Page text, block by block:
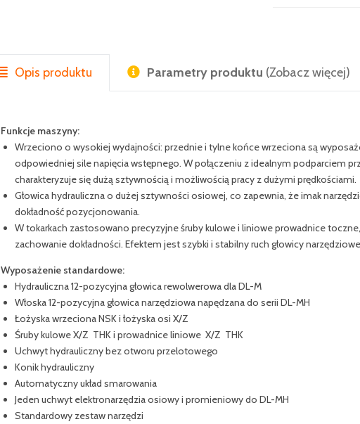
Opis produktu Parametry produktu (Zobacz więcej)
Funkcje maszyny:
Wrzeciono o wysokiej wydajności: przednie i tylne końce wrzeciona są
odpowiedniej sile napięcia wstępnego. W połączeniu z idealnym podparciem
charakteryzuje się dużą sztywnością i możliwością pracy z dużymi prędkościami.
Głowica hydrauliczna o dużej sztywności osiowej, co zapewnia, że imak
dokładność pozycjonowania.
W tokarkach zastosowano precyzyjne śruby kulowe i liniowe prowadnice
zachowanie dokładności. Efektem jest szybki i stabilny ruch głowicy
Wyposażenie standardowe:
Hydrauliczna 12-pozycyjna głowica rewolwerowa dla DL-M
Włoska 12-pozycyjna głowica narzędziowa napędzana do serii DL-MH
Łożyska wrzeciona NSK i łożyska osi X/Z
Śruby kulowe X/Z THK i prowadnice liniowe X/Z THK
Uchwyt hydrauliczny bez otworu przelotowego
Konik hydrauliczny
Automatyczny układ smarowania
Jeden uchwyt elektronarzędzia osiowy i promieniowy do DL-MH
Standardowy zestaw narzędzi